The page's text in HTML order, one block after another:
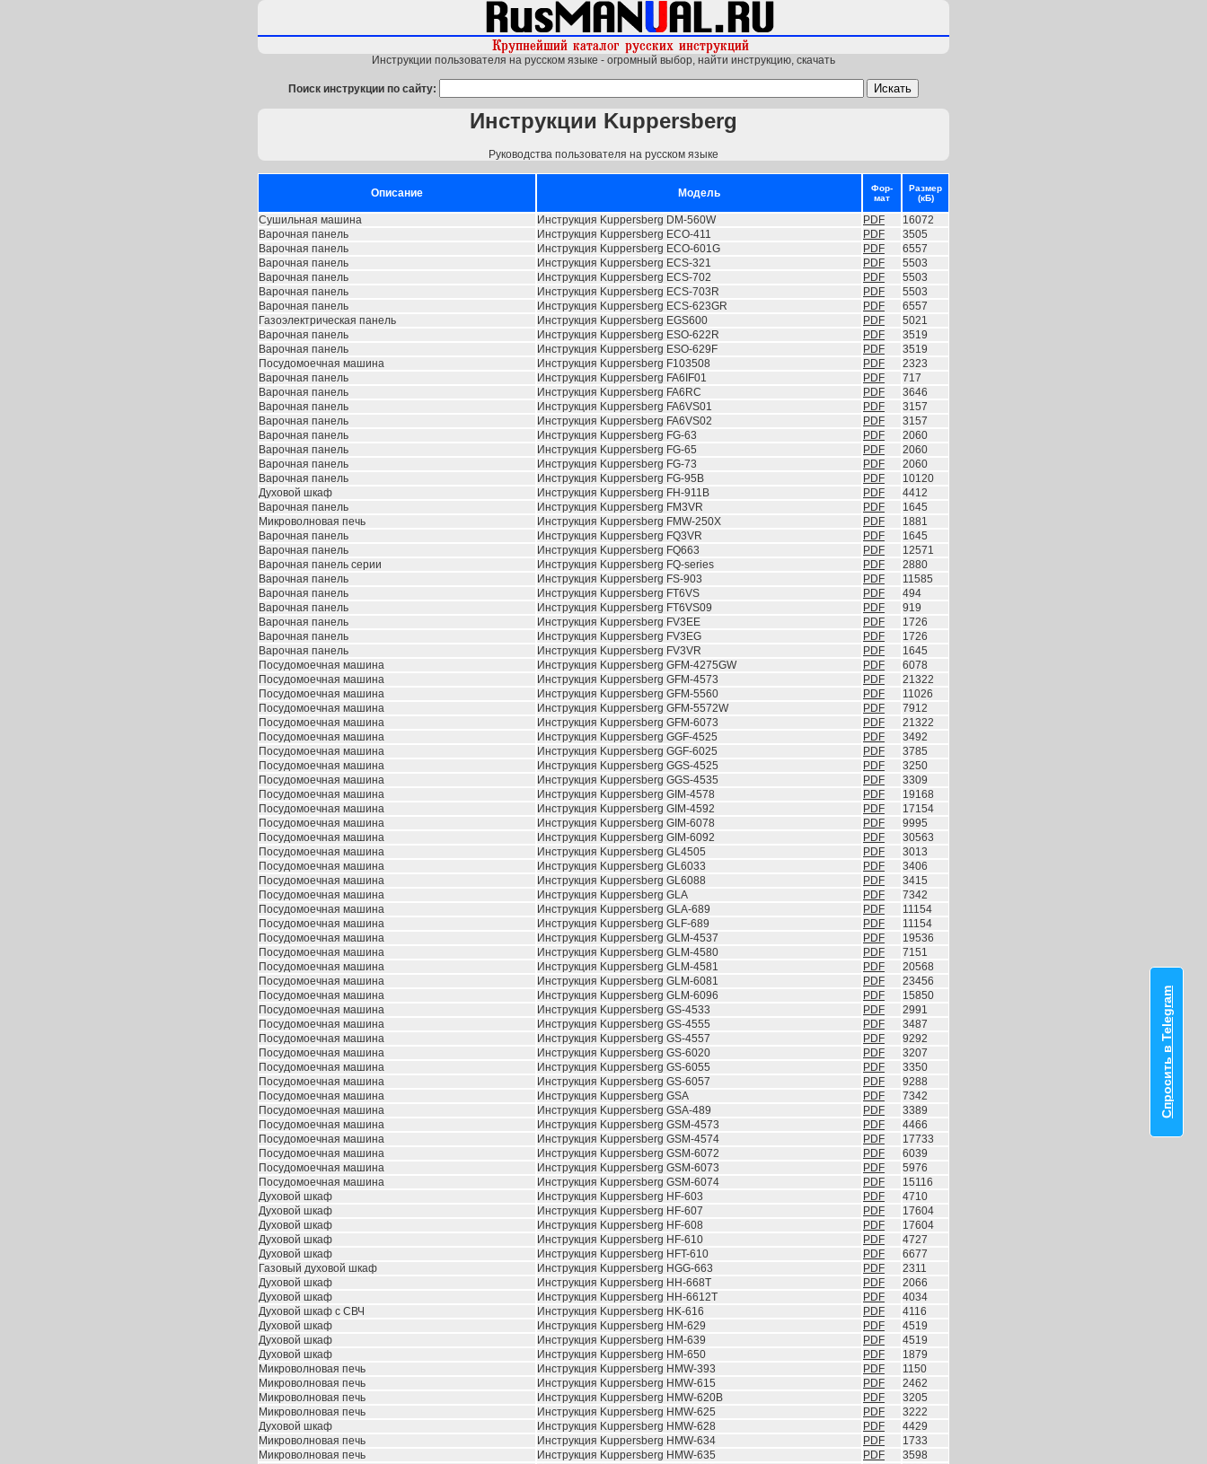
Инструкции пользователя на русском языке - огромный выбор, найти инструкцию, скачать
Поиск инструкции по сайту:
Инструкции Kuppersberg
Руководства пользователя на русском языке
Описание Модель
Фор-
мат
Размер
(кБ)
Сушильная машина Инструкция Kuppersberg DM-560W PDF
16072
Варочная панель
Инструкция Kuppersberg ECO-411 PDF
3505
Варочная панель
Инструкция Kuppersberg ECO-601G PDF
6557
Варочная панель
Инструкция Kuppersberg ECS-321 PDF
5503
Варочная панель
Инструкция Kuppersberg ECS-702 PDF
5503
Варочная панель
Инструкция Kuppersberg ECS-703R PDF
5503
Варочная панель
Инструкция Kuppersberg ECS-623GR PDF
6557
Газоэлектрическая панель
Инструкция Kuppersberg EGS600 PDF
5021
Варочная панель
Инструкция Kuppersberg ESO-622R PDF
3519
Варочная панель
Инструкция Kuppersberg ESO-629F PDF
3519
Посудомоечная машина
Инструкция Kuppersberg F103508 PDF
2323
Варочная панель
Инструкция Kuppersberg FA6IF01 PDF
717
Варочная панель
Инструкция Kuppersberg FA6RC PDF
3646
Варочная панель
Инструкция Kuppersberg FA6VS01 PDF
3157
Варочная панель
Инструкция Kuppersberg FA6VS02 PDF
3157
Варочная панель
Инструкция Kuppersberg FG-63 PDF
2060
Варочная панель
Инструкция Kuppersberg FG-65 PDF
2060
Варочная панель
Инструкция Kuppersberg FG-73 PDF
2060
Варочная панель
Инструкция Kuppersberg FG-95B PDF
10120
Духовой шкаф
Инструкция Kuppersberg FH-911B PDF
4412
Варочная панель
Инструкция Kuppersberg FM3VR PDF
1645
Микроволновая печь
Инструкция Kuppersberg FMW-250X PDF
1881
Варочная панель
Инструкция Kuppersberg FQ3VR PDF
1645
Варочная панель
Инструкция Kuppersberg FQ663 PDF
12571
Варочная панель серии
Инструкция Kuppersberg FQ-series PDF
2880
Варочная панель
Инструкция Kuppersberg FS-903 PDF
11585
Варочная панель
Инструкция Kuppersberg FT6VS PDF
494
Варочная панель
Инструкция Kuppersberg FT6VS09 PDF
919
Варочная панель
Инструкция Kuppersberg FV3EE PDF
1726
Варочная панель
Инструкция Kuppersberg FV3EG PDF
1726
Варочная панель
Инструкция Kuppersberg FV3VR PDF
1645
Посудомоечная машина
Инструкция Kuppersberg GFM-4275GW PDF
6078
Посудомоечная машина
Инструкция Kuppersberg GFM-4573 PDF
21322
Посудомоечная машина
Инструкция Kuppersberg GFM-5560 PDF
11026
Посудомоечная машина
Инструкция Kuppersberg GFM-5572W PDF
7912
Посудомоечная машина
Инструкция Kuppersberg GFM-6073 PDF
21322
Посудомоечная машина
Инструкция Kuppersberg GGF-4525 PDF
3492
Посудомоечная машина
Инструкция Kuppersberg GGF-6025 PDF
3785
Посудомоечная машина
Инструкция Kuppersberg GGS-4525 PDF
3250
Посудомоечная машина
Инструкция Kuppersberg GGS-4535 PDF
3309
Посудомоечная машина
Инструкция Kuppersberg GIM-4578 PDF
19168
Посудомоечная машина
Инструкция Kuppersberg GIM-4592 PDF
17154
Посудомоечная машина
Инструкция Kuppersberg GIM-6078 PDF
9995
Посудомоечная машина
Инструкция Kuppersberg GIM-6092 PDF
30563
Посудомоечная машина
Инструкция Kuppersberg GL4505 PDF
3013
Посудомоечная машина
Инструкция Kuppersberg GL6033 PDF
3406
Посудомоечная машина
Инструкция Kuppersberg GL6088 PDF
3415
Посудомоечная машина
Инструкция Kuppersberg GLA PDF
7342
Посудомоечная машина
Инструкция Kuppersberg GLA-689 PDF
11154
Посудомоечная машина
Инструкция Kuppersberg GLF-689 PDF
11154
Посудомоечная машина
Инструкция Kuppersberg GLM-4537 PDF
19536
Посудомоечная машина
Инструкция Kuppersberg GLM-4580 PDF
7151
Посудомоечная машина
Инструкция Kuppersberg GLM-4581 PDF
20568
Посудомоечная машина
Инструкция Kuppersberg GLM-6081 PDF
23456
Посудомоечная машина
Инструкция Kuppersberg GLM-6096 PDF
15850
Посудомоечная машина
Инструкция Kuppersberg GS-4533 PDF
2991
Посудомоечная машина
Инструкция Kuppersberg GS-4555 PDF
3487
Посудомоечная машина
Инструкция Kuppersberg GS-4557 PDF
9292
Посудомоечная машина
Инструкция Kuppersberg GS-6020 PDF
3207
Посудомоечная машина
Инструкция Kuppersberg GS-6055 PDF
3350
Посудомоечная машина
Инструкция Kuppersberg GS-6057 PDF
9288
Посудомоечная машина
Инструкция Kuppersberg GSA PDF
7342
Посудомоечная машина
Инструкция Kuppersberg GSA-489 PDF
3389
Посудомоечная машина
Инструкция Kuppersberg GSM-4573 PDF
4466
Посудомоечная машина
Инструкция Kuppersberg GSM-4574 PDF
17733
Посудомоечная машина
Инструкция Kuppersberg GSM-6072 PDF
6039
Посудомоечная машина
Инструкция Kuppersberg GSM-6073 PDF
5976
Посудомоечная машина
Инструкция Kuppersberg GSM-6074 PDF
15116
Духовой шкаф
Инструкция Kuppersberg HF-603 PDF
4710
Духовой шкаф
Инструкция Kuppersberg HF-607 PDF
17604
Духовой шкаф
Инструкция Kuppersberg HF-608 PDF
17604
Духовой шкаф
Инструкция Kuppersberg HF-610 PDF
4727
Духовой шкаф
Инструкция Kuppersberg HFT-610 PDF
6677
Газовый духовой шкаф
Инструкция Kuppersberg HGG-663 PDF
2311
Духовой шкаф
Инструкция Kuppersberg HH-668T PDF
2066
Духовой шкаф
Инструкция Kuppersberg HH-6612T PDF
4034
Духовой шкаф с СВЧ
Инструкция Kuppersberg HK-616 PDF
4116
Духовой шкаф
Инструкция Kuppersberg HM-629 PDF
4519
Духовой шкаф
Инструкция Kuppersberg HM-639 PDF
4519
Духовой шкаф
Инструкция Kuppersberg HM-650 PDF
1879
Микроволновая печь
Инструкция Kuppersberg HMW-393 PDF
1150
Микроволновая печь
Инструкция Kuppersberg HMW-615 PDF
2462
Микроволновая печь
Инструкция Kuppersberg HMW-620B PDF
3205
Микроволновая печь
Инструкция Kuppersberg HMW-625 PDF
3222
Духовой шкаф
Инструкция Kuppersberg HMW-628 PDF
4429
Микроволновая печь
Инструкция Kuppersberg HMW-634 PDF
1733
Микроволновая печь
Инструкция Kuppersberg HMW-635 PDF
3598
Спросить в Telegram